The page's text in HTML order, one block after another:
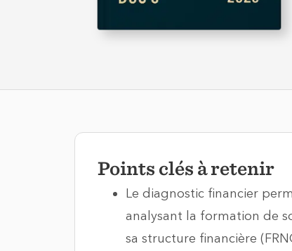
Points clés à retenir
Le diagnostic financier
analysant la formation de
sa structure financière